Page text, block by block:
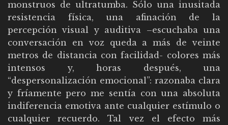
monstruos de ultratumba. Sólo una inusitada
resistencia física, una afinación de la
percepción visual y auditiva –escuchaba una
conversación en voz queda a más de veinte
metros de distancia con facilidad- colores más
intensos y, horas después, una
“despersonalización emocional”: razonaba clara
y fríamente pero me sentía con una absoluta
indiferencia emotiva ante cualquier estímulo o
cualquier recuerdo. Tal vez el efecto más